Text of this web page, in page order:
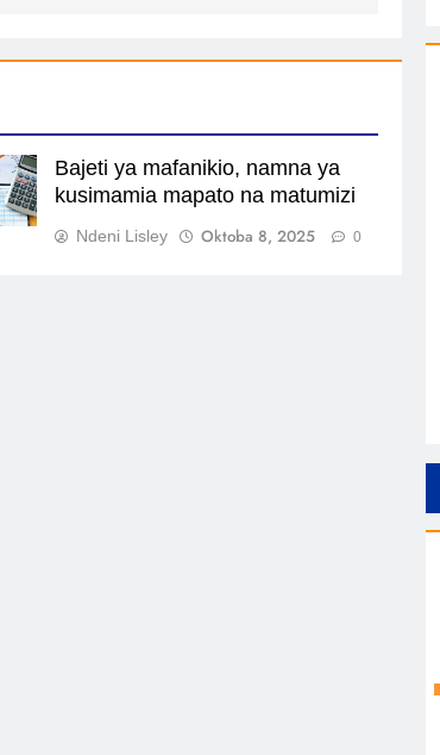
Bajeti ya mafanikio, namna ya
kusimamia mapato na matumizi
Ndeni Lisley Oktoba 8, 2025 0